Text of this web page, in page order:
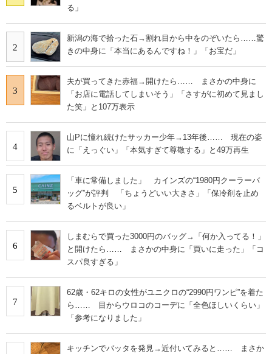
る」
2
新潟の海で拾った石→割れ目から中をのぞいたら……驚
きの中身に「本当にあるんですね！」「お宝だ」
3
夫が買ってきた赤福→開けたら…… まさかの中身に
「お店に電話してしまいそう」「さすがに初めて見まし
た笑」と107万表示
4
山Pに憧れ続けたサッカー少年→13年後…… 現在の姿
に「えっぐい」「本気すぎて尊敬する」と49万再生
5
「車に常備しました」 カインズの“1980円クーラーバ
ッグ”が評判 「ちょうどいい大きさ」「保冷剤を止め
るベルトが良い」
6
しまむらで買った3000円のバッグ→「何か入ってる！」
と開けたら…… まさかの中身に「買いに走った」「コ
スパ良すぎる」
7
62歳・62キロの女性がユニクロの“2990円ワンピ”を着た
ら…… 目からウロコのコーデに「全色ほしいくらい」
「参考になりました」
キッチンでバッタを発見→近付いてみると…… まさか